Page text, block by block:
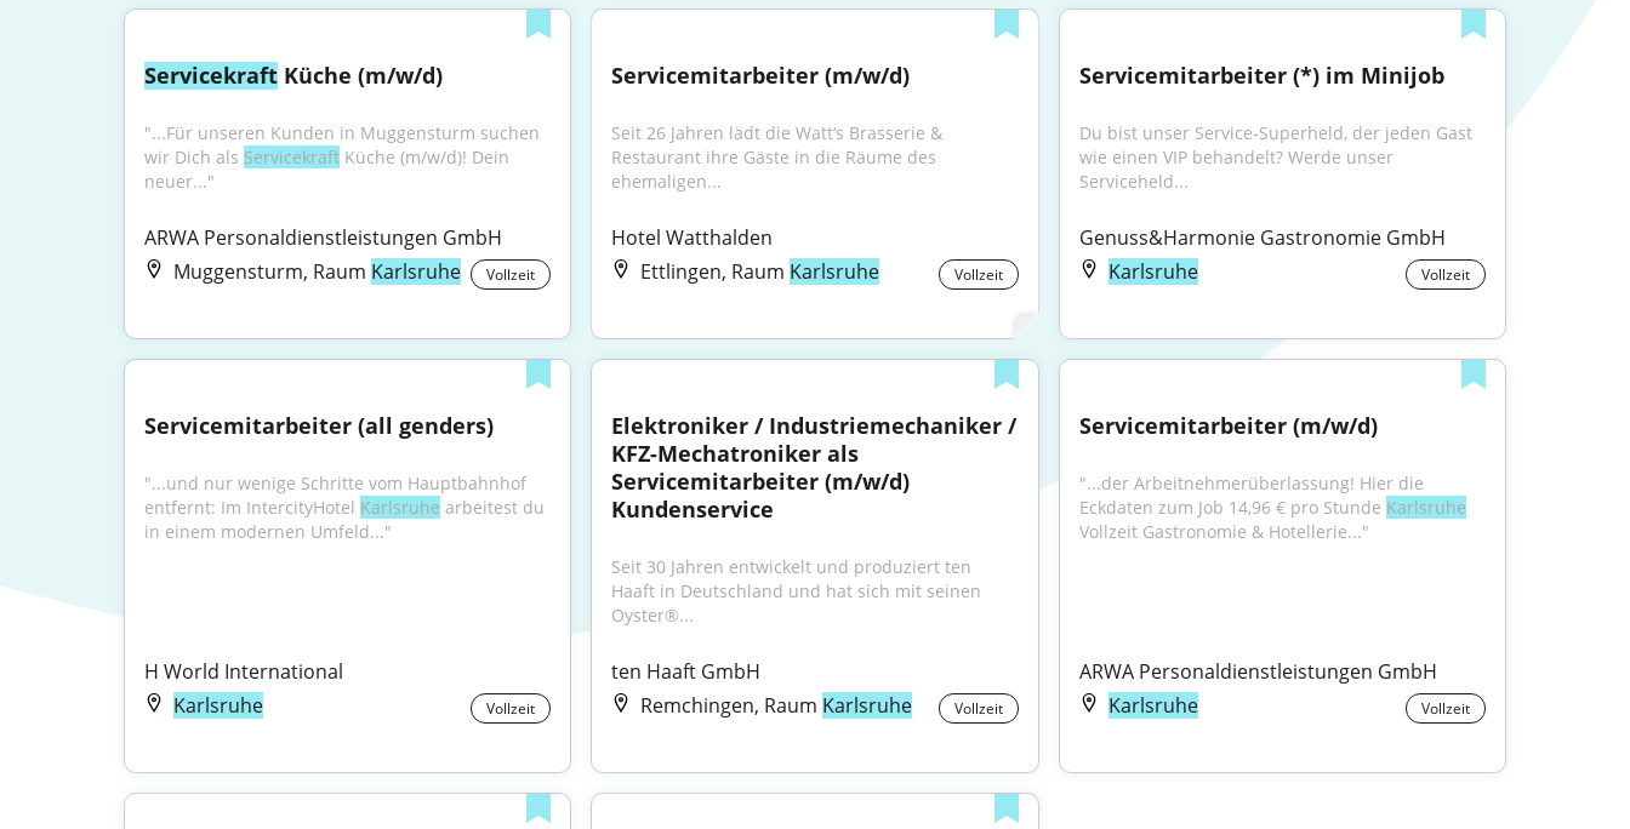
Servicekraft Küche (m/w/d)
"...Für unseren Kunden in Muggensturm suchen
wir Dich als Servicekraft Küche (m/w/d)! Dein
neuer..."
ARWA Personaldienstleistungen GmbH
Muggensturm, Raum Karlsruhe Vollzeit
Servicemitarbeiter (m/w/d)
Seit 26 Jahren lädt die Watt‘s Brasserie &
Restaurant ihre Gäste in die Räume des
ehemaligen...
Hotel Watthalden
Ettlingen, Raum Karlsruhe Vollzeit
Servicemitarbeiter (*) im Minijob
Du bist unser Service-Superheld, der jeden Gast
wie einen VIP behandelt? Werde unser
Serviceheld...
Genuss&Harmonie Gastronomie GmbH
Karlsruhe
Vollzeit
Servicemitarbeiter (all genders)
"...und nur wenige Schritte vom Hauptbahnhof
entfernt: Im IntercityHotel Karlsruhe arbeitest du
in einem modernen Umfeld..."
H World International
Karlsruhe
Vollzeit
Elektroniker / Industriemechaniker /
KFZ-Mechatroniker als
Servicemitarbeiter (m/w/d)
Kundenservice
Seit 30 Jahren entwickelt und produziert ten
Haaft in Deutschland und hat sich mit seinen
Oyster®...
ten Haaft GmbH
Remchingen, Raum Karlsruhe Vollzeit
Servicemitarbeiter (m/w/d)
"...der Arbeitnehmerüberlassung! Hier die
Eckdaten zum Job 14,96 € pro Stunde Karlsruhe
Vollzeit Gastronomie & Hotellerie..."
ARWA Personaldienstleistungen GmbH
Karlsruhe
Vollzeit